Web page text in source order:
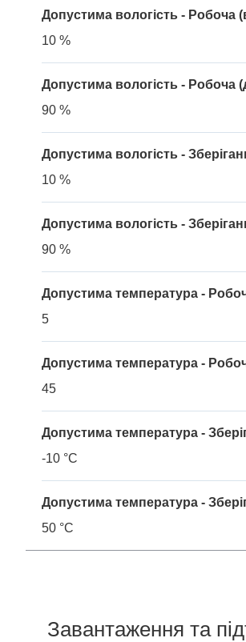
Допустима вологість - Робоча
10 %
Допустима вологість - Робоча
90 %
Допустима вологість -
10 %
Допустима вологість -
90 %
Допустима температура -
5
Допустима температура -
45
Допустима температура -
-10 °C
Допустима температура -
50 °C
Завантаження та